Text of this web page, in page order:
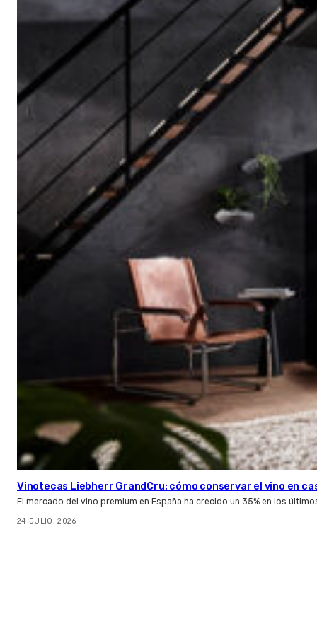
Vinotecas Liebherr GrandCru: cómo conservar el vino en
El mercado del vino premium en España ha crecido un 35% en los
24 JULIO, 2026